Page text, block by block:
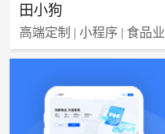
田小狗
高端定制 | 小程序 | 食品业